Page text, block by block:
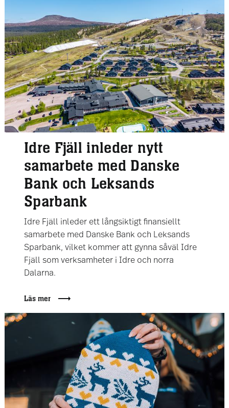
Idre Fjäll inleder nytt
samarbete med Danske
Bank och Leksands
Sparbank
Idre Fjäll inleder ett långsiktigt finansiellt
samarbete med Danske Bank och Leksands
Sparbank, vilket kommer att gynna såväl Idre
Fjäll som verksamheter i Idre och norra
Dalarna.
Läs mer